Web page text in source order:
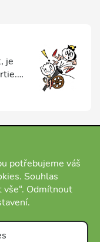
je
potřebujeme váš
Souhlas
Odmítnout